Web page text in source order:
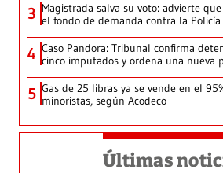
3 Magistrada salva su voto: advierte
el fondo de demanda contra la
4 Caso Pandora: Tribunal confirma
cinco imputados y ordena una nueva
5 Gas de 25 libras ya se vende en el
minoristas, según Acodeco
Últimas